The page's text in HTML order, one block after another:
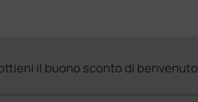
il buono sconto di benvenuto